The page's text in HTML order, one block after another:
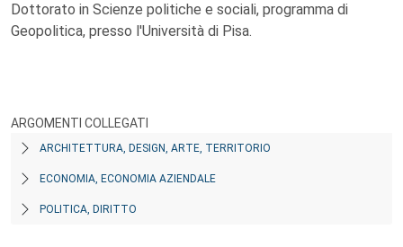
Dottorato in Scienze politiche e sociali, programma di
Geopolitica, presso l'Università di Pisa.
ARGOMENTI COLLEGATI
ARCHITETTURA, DESIGN, ARTE, TERRITORIO
ECONOMIA, ECONOMIA AZIENDALE
POLITICA, DIRITTO